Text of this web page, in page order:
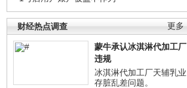
更多
财经热点调查
蒙牛承认冰淇淋代加工厂
违规
冰淇淋代加工厂天辅乳业
存脏乱差问题。